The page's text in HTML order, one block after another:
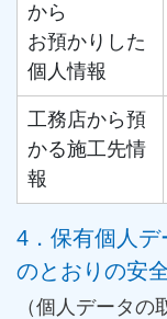
から
お預かりした
個人情報
工務店から預
かる施工先情
報
4．保有個人
のとおりの安
（個人データの